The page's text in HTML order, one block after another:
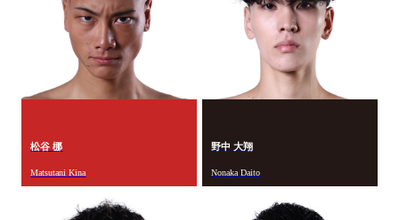
松谷 梛
Matsutani Kina
野中 大翔
Nonaka Daito